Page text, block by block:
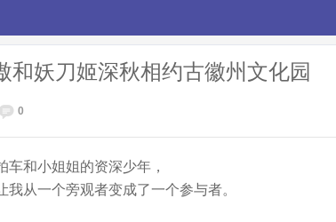
和妖刀姬深秋相约古徽州文化园
0
和小姐姐的资深少年，
从一个旁观者变成了一个参与者。